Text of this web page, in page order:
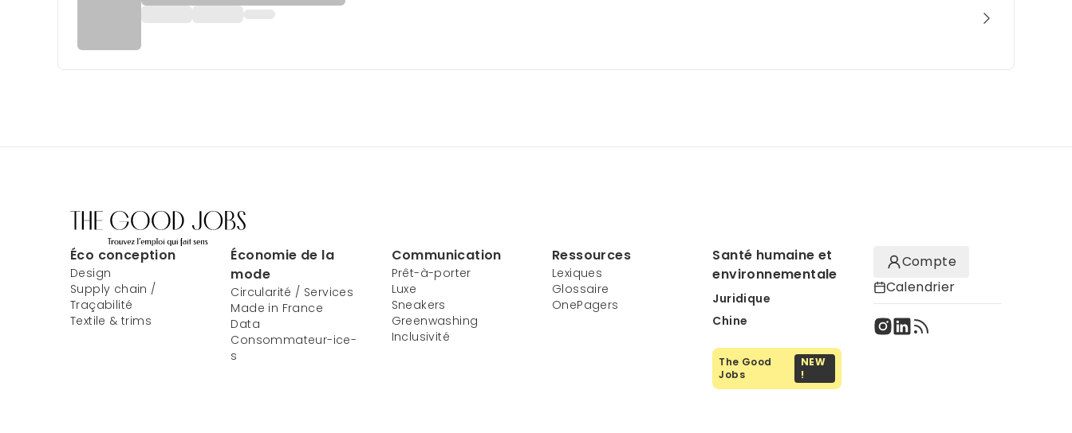
Éco conception
Design
Supply chain /
Traçabilité
Textile & trims
Économie de la
mode
Circularité / Services
Made in France
Data
Consommateur-ice-
s
Communication
Prêt-à-porter
Luxe
Sneakers
Greenwashing
Inclusivité
Ressources
Lexiques
Glossaire
OnePagers
Santé humaine et
environnementale
Juridique
Chine
The Good
Jobs
NEW
!
Compte
Calendrier